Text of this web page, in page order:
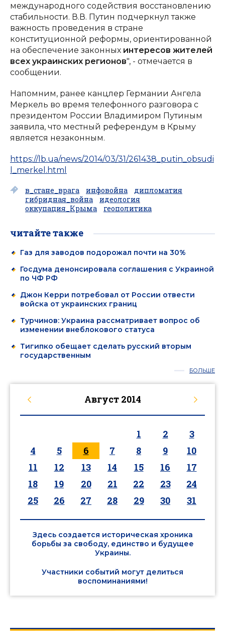
международного содействия восстановлению
стабильности. В.В. Путин подчеркнул также
важность проведения в стране
конституционной реформы, ориентированной
на обеспечение законных интересов жителей
всех украинских регионов", - отмечается в
сообщении.
Напомним, ранее канцлер Германии Ангела
Меркель во время телефонного разговора с
президентом России Владимиром Путиным
заявила, что местный референдум в Крыму
является незаконным.
https://lb.ua/news/2014/03/31/261438_putin_obsudi
l_merkel.html
в_стане_врага инфовойна
дипломатия
гибридная_война
идеология
оккупация_Крыма
геополитика
читайте также
Газ для заводов подорожал почти на 30%
Госдума денонсировала соглашения с Украиной
по ЧФ РФ
Джон Керри потребовал от России отвести
войска от украинских границ
Турчинов: Украина рассматривает вопрос об
изменении внеблокового статуса
Тигипко обещает сделать русский вторым
государственным
БОЛЬШЕ
Август 2014
1 2
3
4
5 6 7 8 9
10
11
12 13 14 15 16
17
18
19 20 21 22 23
24
25
26 27 28 29 30 31
Здесь создается историческая хроника
борьбы за свободу, единство и будущее
Украины.
Участники событий могут делиться
воспоминаниями!